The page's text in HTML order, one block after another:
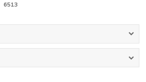
6513